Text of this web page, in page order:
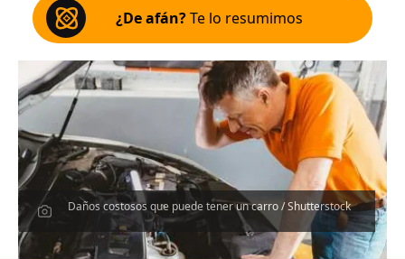
¿De afán?Te lo resumimos
Daños costosos que puede tener un carro / Shutterstock
Escucha el artículo